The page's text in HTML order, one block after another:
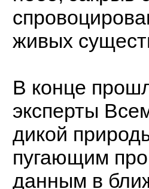
живых
В конце
эксперты
дикой
пугающим
данным в